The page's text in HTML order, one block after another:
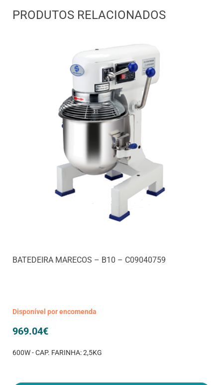
PRODUTOS RELACIONADOS
BATEDEIRA MARECOS – B10 – C09040759
Disponível por encomenda
969.04€
600W - CAP. FARINHA: 2,5KG